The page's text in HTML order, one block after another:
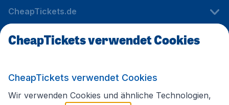
CheapTickets.de
Internationale Webseiten
Folgen Sie uns:
CheapTickets verwendet Cookies
CheapTickets verwendet Cookies
Wir verwenden Cookies und ähnliche Technologien,